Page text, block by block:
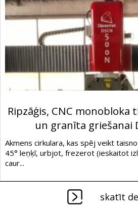
Ripzāģis, CNC monobloka
un granīta griešanai
Akmens cirkulara, kas spēj veikt
45° leņķī, urbjot, frezerot (ieskaitot
caur...
skatīt